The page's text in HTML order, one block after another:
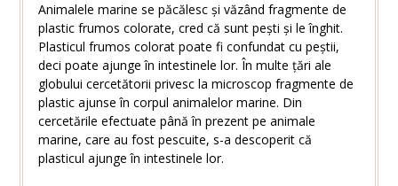
Animalele marine se păcălesc și văzând fragmente de
plastic frumos colorate, cred că sunt pești și le înghit.
Plasticul frumos colorat poate fi confundat cu peștii,
deci poate ajunge în intestinele lor. În multe țări ale
globului cercetătorii privesc la microscop fragmente de
plastic ajunse în corpul animalelor marine. Din
cercetările efectuate până în prezent pe animale
marine, care au fost pescuite, s-a descoperit că
plasticul ajunge în intestinele lor.